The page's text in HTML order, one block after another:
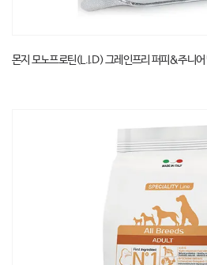
몬지 모노프로틴(L.I.D) 그레인프리 퍼피&주니